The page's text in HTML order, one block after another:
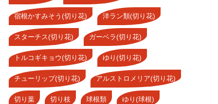
宿根かすみそう(切り花) 洋ラン類(切り花)
スターチス(切り花) ガーベラ(切り花)
トルコギキョウ(切り花) ゆり(切り花)
チューリップ(切り花) アルストロメリア(切り花)
切り葉 切り枝 球根類 ゆり(球根)